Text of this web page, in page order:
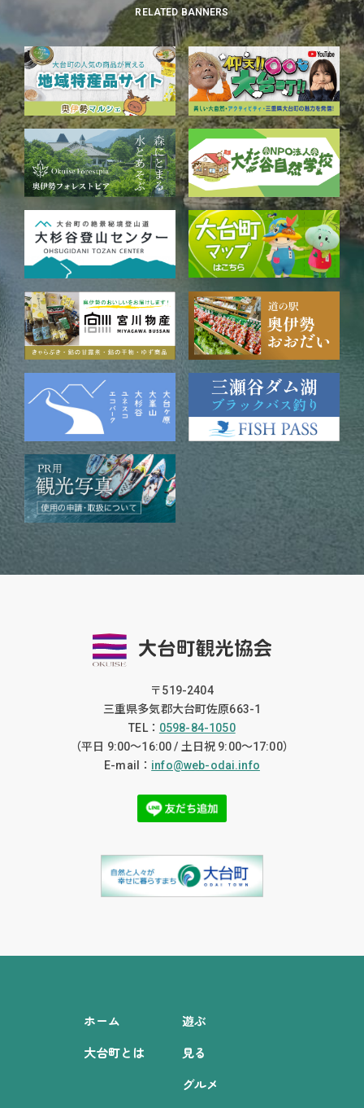
RELATED BANNERS
〒519-2404
三重県多気郡大台町佐原663-1
TEL： 0598-84-1050
（平日 9:00〜16:00 / 土日祝 9:00〜17:00）
E-mail： info@web-odai.info
ホーム
大台町とは
遊ぶ
見る
グルメ